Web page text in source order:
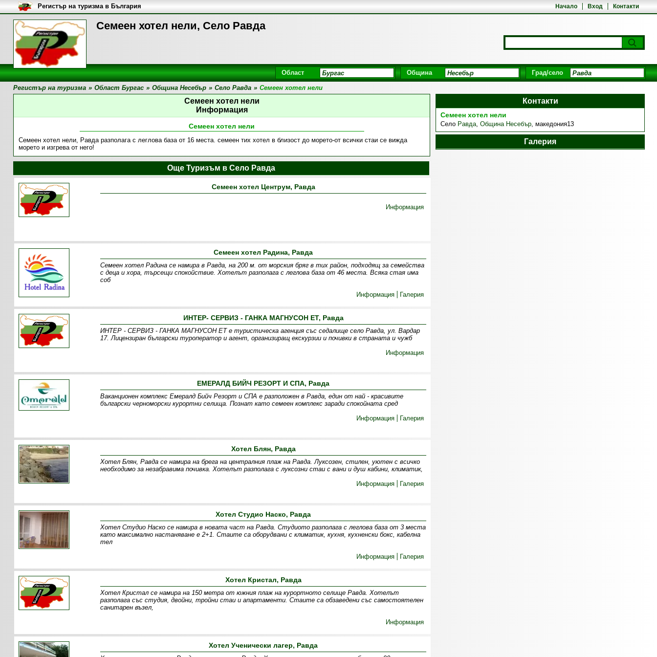
Семеен хотел нели, Село Равда
Начало Вход Контакти
Регистър на туризма в България
Област Община Град/село
Регистър на туризма » Област Бургас » Община Несебър » Село Равда » Семеен хотел нели
Семеен хотел нели
Информация
Семеен хотел нели
Семеен хотел нели, Равда разполага с леглова база от 16 места. семеен тих хотел в близост до морето-от всички стаи се вижда
морето и изгрева от него!
Контакти
Семеен хотел нели
Село Равда, Община Несебър, македония13
Галерия
Още Туризъм в Село Равда
Семеен хотел Центрум, Равда
Информация
Семеен хотел Радина, Равда
Семеен хотел Радина се намира в Равда, на 200 м. от морския бряг в тих район, подходящ за семейства
с деца и хора, търсещи спокойствие. Хотелът разполага с леглова база от 46 места. Всяка стая има
соб
Информация
Галерия
ИНТЕР- СЕРВИЗ - ГАНКА МАГНУСОН ЕТ, Равда
ИНТЕР - СЕРВИЗ - ГАНКА МАГНУСОН ЕТ е туристическа агенция със седалище село Равда, ул. Вардар
17. Лицензиран български туроператор и агент, организиращ екскурзии и почивки в страната и чужб
Информация
ЕМЕРАЛД БИЙЧ РЕЗОРТ И СПА, Равда
Ваканционен комплекс Емералд Бийч Резорт и СПА е разположен в Равда, един от най - красивите
български черноморски курортни селища. Познат като семеен комплекс заради спокойната сред
Информация
Галерия
Хотел Блян, Равда
Хотел Блян, Равда се намира на брега на централния плаж на Равда. Луксозен, стилен, уютен с всичко
необходимо за незабравима почивка. Хотелът разполага с луксозни стаи с вани и душ кабини, климатик,
Информация
Галерия
Хотел Студио Наско, Равда
Хотел Студио Наско се намира в новата част на Равда. Студиото разполага с леглова база от 3 места
като максимално настаняване е 2+1. Стаите са оборудвани с климатик, кухня, кухненски бокс, кабелна
тел
Информация
Галерия
Хотел Кристал, Равда
Хотел Кристал се намира на 150 метра от южния плаж на курортното селище Равда. Хотелът
разполага със студия, двойни, тройни стаи и апартаменти. Стаите са обзаведени със самостоятелен
санитарен възел,
Информация
Хотел Ученически лагер, Равда